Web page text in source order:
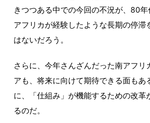
きつつある中での今回の不況が、80
アフリカが経験したような長期の停滞
はないだろう。
さらに、今年さんざんだった南アフリ
アも、将来に向けて期待できる面もあ
に、「仕組み」が機能するための改革
るのだ。